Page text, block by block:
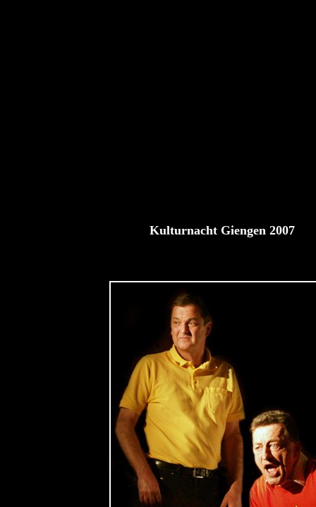
Kulturnacht Giengen 2007